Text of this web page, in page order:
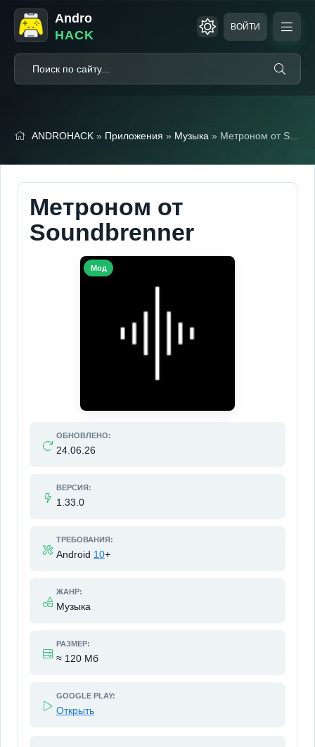
Andro
HACK
ВОЙТИ
ANDROHACK » Приложения » Музыка » Метроном от Soundbrenner (Мод, Premium Unlocked)
Метроном от
Soundbrenner
ОБНОВЛЕНО:
24.06.26
ВЕРСИЯ:
1.33.0
ТРЕБОВАНИЯ:
Android 10+
ЖАНР:
Музыка
РАЗМЕР:
≈ 120 Мб
GOOGLE PLAY:
Открыть
Мод